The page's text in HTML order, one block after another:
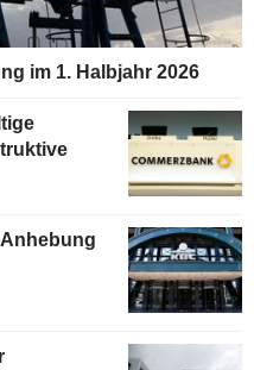
im 1. Halbjahr 2026